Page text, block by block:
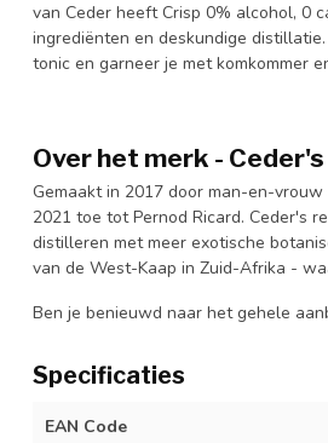
van Ceder heeft Crisp 0% alcohol, 0
ingrediënten en deskundige
tonic en garneer je met komkommer
Over het merk - Ceder's
Gemaakt in 2017 door man-en-
2021 toe tot Pernod Ricard. Ceder's
distilleren met meer exotische
van de West-Kaap in Zuid-Afrika -
Ben je benieuwd naar het gehele
Specificaties
EAN Code